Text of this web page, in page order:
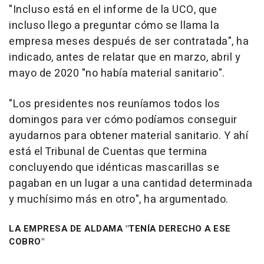
"Incluso está en el informe de la UCO, que
incluso llego a preguntar cómo se llama la
empresa meses después de ser contratada", ha
indicado, antes de relatar que en marzo, abril y
mayo de 2020 "no había material sanitario".
"Los presidentes nos reuníamos todos los
domingos para ver cómo podíamos conseguir
ayudarnos para obtener material sanitario. Y ahí
está el Tribunal de Cuentas que termina
concluyendo que idénticas mascarillas se
pagaban en un lugar a una cantidad determinada
y muchísimo más en otro", ha argumentado.
LA EMPRESA DE ALDAMA "TENÍA DERECHO A ESE
COBRO"